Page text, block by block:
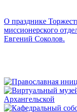
О празднике
миссионерского
Евгений Соколов.